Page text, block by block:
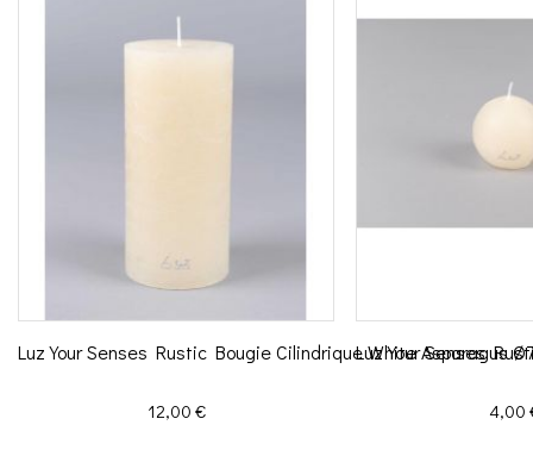
Luz Your Senses Rustic Bougie Cilindrique White Asparagus
Prix
12,00 €
Luz Your Senses
Prix
4,00